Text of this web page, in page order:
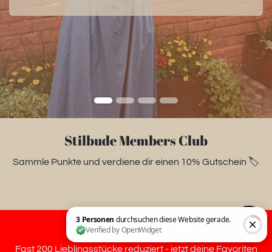
Stilbude Members Club
Sammle Punkte und verdiene dir einen 10% Gutschein 🏷️
Summer Sale 2026
Fast 200 Lieblingsstücke reduziert - jetzt deine Favoriten